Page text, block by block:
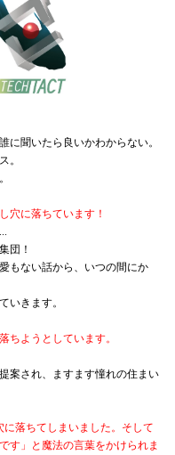
に聞いたら良いかわからない。
。
穴に落ちています！
団！
もない話から、いつの間にか
いきます。
ちようとしています。
案され、ますます憧れの住まい
に落ちてしまいました。そして
す」と魔法の言葉をかけられま